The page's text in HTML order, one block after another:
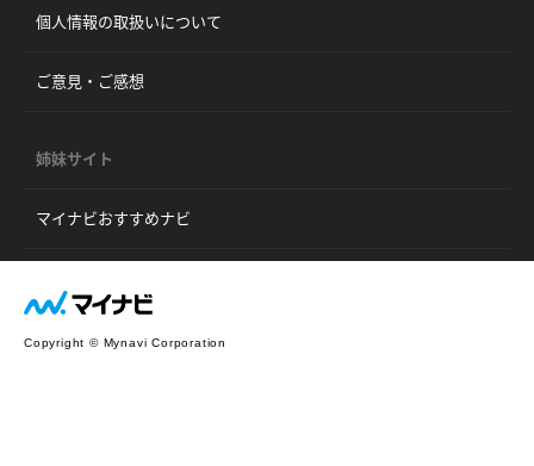
個人情報の取扱いについて
ご意見・ご感想
姉妹サイト
マイナビおすすめナビ
Copyright © Mynavi Corporation